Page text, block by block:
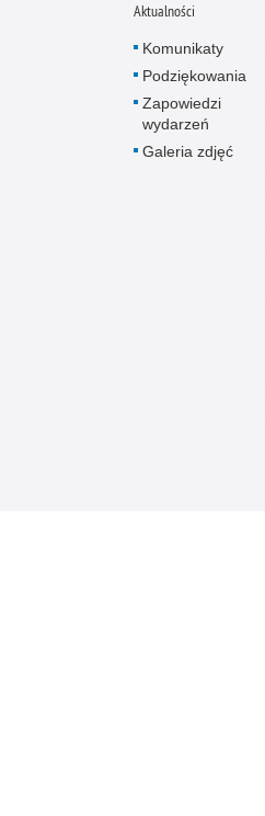
Aktualności
Komunikaty
Podziękowania
Zapowiedzi
wydarzeń
Galeria zdjęć